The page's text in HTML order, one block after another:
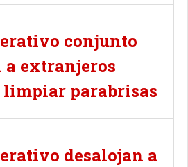
conjunto
extranjeros
limpiar parabrisas
desalojan a